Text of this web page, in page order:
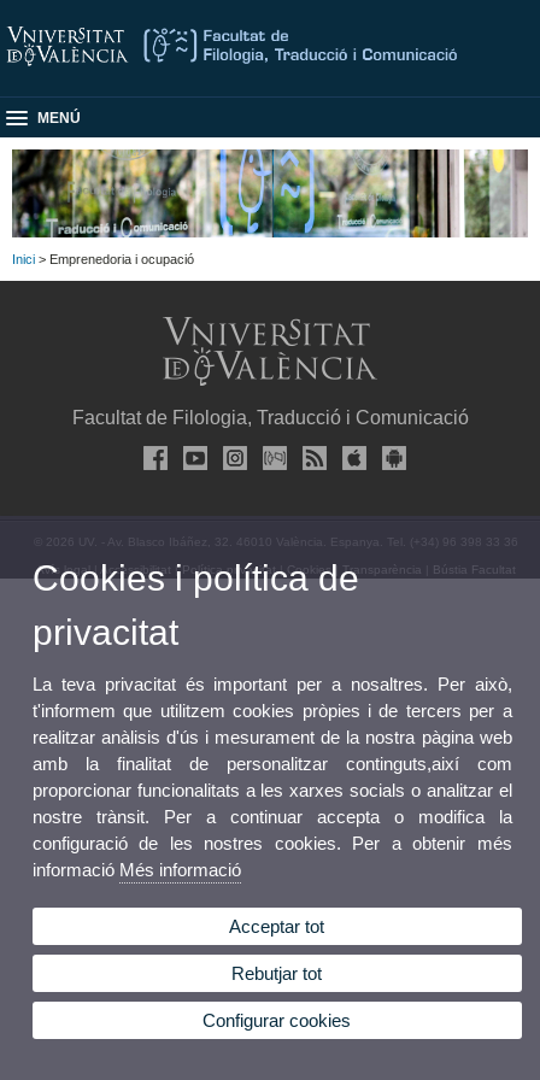
MENÚ
Inici > Emprenedoria i ocupació
Facultat de Filologia, Traducció i Comunicació
© 2026 UV. - Av. Blasco Ibáñez, 32. 46010 València. Espanya. Tel. (+34) 96 398 33 36
Avís legal| Accessibilitat | Política privacitat| Cookies| Transparència Bústia Facultat
Cookies i política de
privacitat
La teva privacitat és important per a nosaltres. Per això,
t'informem que utilitzem cookies pròpies i de tercers per a
realitzar anàlisis d'ús i mesurament de la nostra pàgina web
amb la finalitat de personalitzar continguts,així com
proporcionar funcionalitats a les xarxes socials o analitzar el
nostre trànsit. Per a continuar accepta o modifica la
configuració de les nostres cookies. Per a obtenir més
informació Més informació
Acceptar tot
Rebutjar tot
Configurar cookies